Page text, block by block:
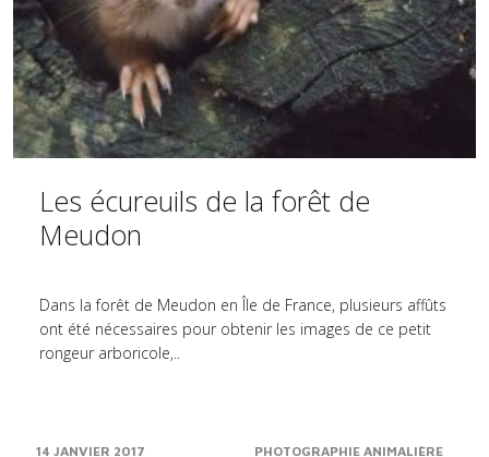
Les écureuils de la forêt de
Meudon
Dans la forêt de Meudon en Île de France, plusieurs affûts
ont été nécessaires pour obtenir les images de ce petit
rongeur arboricole,..
14 JANVIER 2017 PHOTOGRAPHIE ANIMALIÈRE